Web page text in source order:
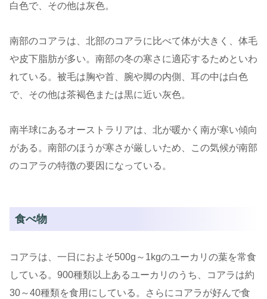
白色で、その他は灰色。
南部のコアラは、北部のコアラに比べて体が大きく、体毛
や皮下脂肪が多い。南部の冬の寒さに適応するためといわ
れている。被毛は胸や首、腕や脚の内側、耳の中は白色
で、その他は茶褐色または黒に近い灰色。
南半球にあるオーストラリアは、北が暖かく南が寒い傾向
がある。南部のほうが寒さが厳しいため、この気候が南部
のコアラの特徴の要因になっている。
食べ物
コアラは、一日におよそ500g～1kgのユーカリの葉を常食
している。900種類以上あるユーカリのうち、コアラは約
30～40種類を食用にしている。さらにコアラが好んで食